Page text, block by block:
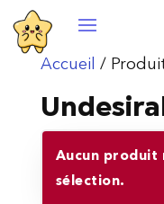
Accueil /
Aucun produit
sélection.